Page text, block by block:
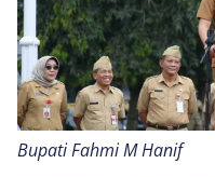
Bupati Fahmi M Hanif